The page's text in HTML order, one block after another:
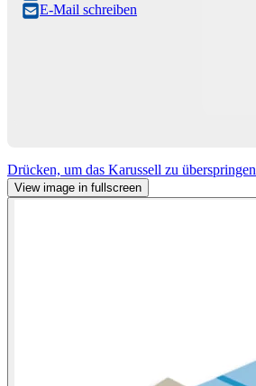
E-Mail schreiben
Drücken, um das Karussell zu überspringen
View image in fullscreen